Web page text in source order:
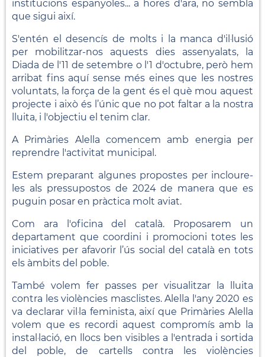
institucions espanyoles... a hores d'ara, no sembla
que sigui així.
S'entén el desencís de molts i la manca d'il·lusió
per mobilitzar-nos aquests dies assenyalats, la
Diada de l'11 de setembre o l'1 d'octubre, però hem
arribat fins aquí sense més eines que les nostres
voluntats, la força de la gent és el què mou aquest
projecte i això és l’únic que no pot faltar a la nostra
lluita, i l'objectiu el tenim clar.
A Primàries Alella comencem amb energia per
reprendre l'activitat municipal.
Estem preparant algunes propostes per incloure-
les als pressupostos de 2024 de manera que es
puguin posar en pràctica molt aviat.
Com ara l'oficina del català. Proposarem un
departament que coordini i promocioni totes les
iniciatives per afavorir l’ús social del català en tots
els àmbits del poble.
També volem fer passes per visualitzar la lluita
contra les violències masclistes. Alella l'any 2020 es
va declarar vil·la feminista, així que Primàries Alella
volem que es recordi aquest compromís amb la
instal·lació, en llocs ben visibles a l'entrada i sortida
del poble, de cartells contra les violències